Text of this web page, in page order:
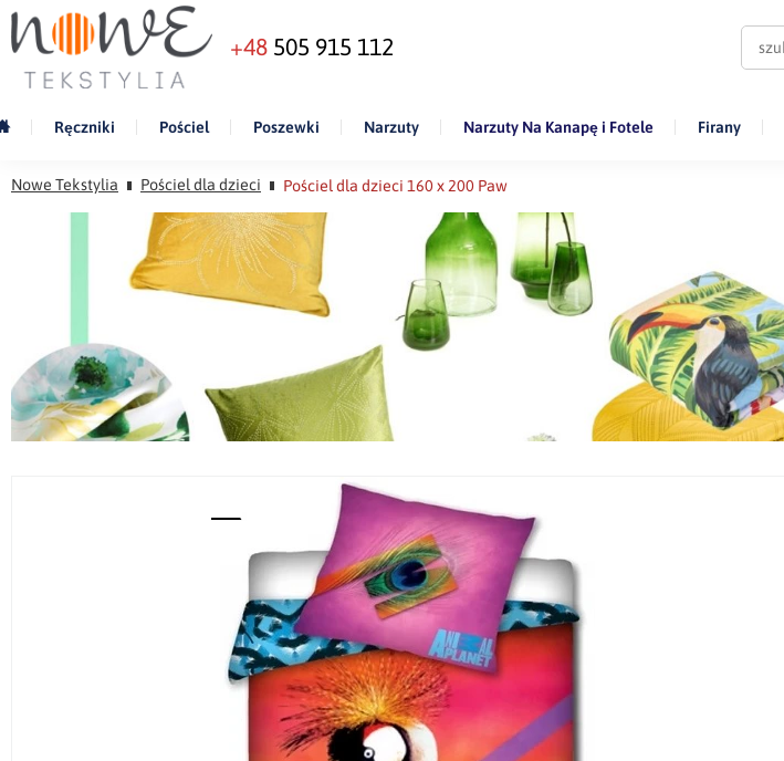
+48 505 915 112
Ręczniki Pościel Poszewki Narzuty Narzuty Na Kanapę i Fotele Firany
Nowe Tekstylia Pościel dla dzieci Pościel dla dzieci 160 x 200 Paw